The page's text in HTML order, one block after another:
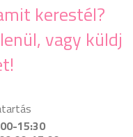
kerestél?
vagy küldj
15:30